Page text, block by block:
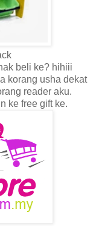
beli ke? hihiii
korang usha dekat
reader aku.
ke free gift ke.